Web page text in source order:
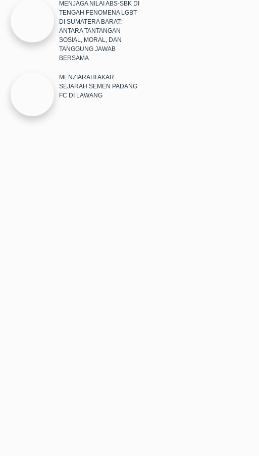
MENJAGA NILAI ABS-SBK DI
TENGAH FENOMENA LGBT
DI SUMATERA BARAT:
ANTARA TANTANGAN
SOSIAL, MORAL, DAN
TANGGUNG JAWAB
BERSAMA
MENZIARAHI AKAR
SEJARAH SEMEN PADANG
FC DI LAWANG